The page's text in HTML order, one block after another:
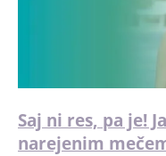
Saj ni res, pa je!
narejenim